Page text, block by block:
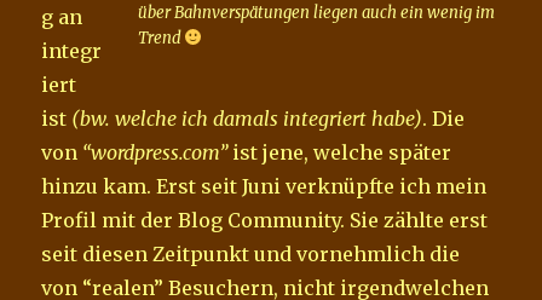
über Bahnverspätungen liegen auch ein wenig im
Trend
g an
integr
iert
ist (bw. welche ich damals integriert habe). Die
von “wordpress.com”ist jene, welche später
hinzu kam. Erst seit Juni verknüpfte ich mein
Profil mit der Blog Community. Sie zählte erst
seit diesen Zeitpunkt und vornehmlich die
von “realen” Besuchern, nicht irgendwelchen